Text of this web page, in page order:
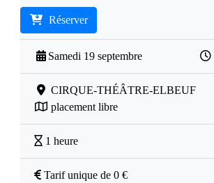
Réserver
Samedi 19 septembre
CIRQUE-THÉÂTRE-ELBEUF
placement libre
1 heure
Tarif unique de 0 €